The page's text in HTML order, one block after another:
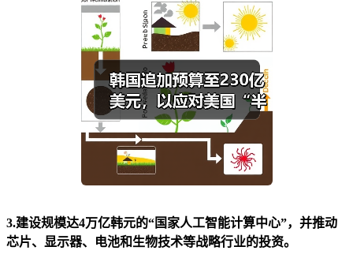
3.建设规模达4万亿韩元的“国家人工智能计算中心”，并推动
芯片、显示器、电池和生物技术等战略行业的投资。